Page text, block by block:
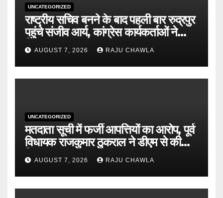
UNCATEGORIZED
राष्ट्रीय सचिव बनने के बाद पहली बार रुद्रपुर
पहुंचे संजीव आर्य, कांग्रेस कार्यकर्ताओं ने
किया भव्य स्वागत
AUGUST 7, 2026 RAJU CHAWLA
UNCATEGORIZED
मतदाता सूची में फर्जी आपत्तियों का आरोप, पूर्व
विधायक राजकुमार ठुकराल ने डीएम से की
निष्पक्ष जांच की मांग
AUGUST 7, 2026 RAJU CHAWLA